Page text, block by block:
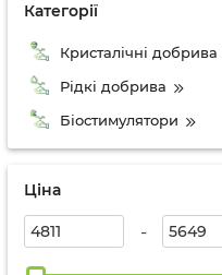
Категорії
Кристалічні добрива
Рідкі добрива
Біостимулятори
Ціна
-